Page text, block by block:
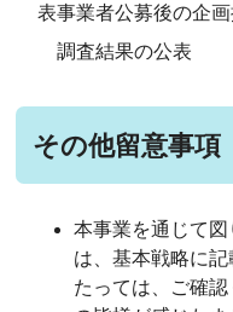
表事業者公募後の企
調査結果の公表
その他留意事項
本事業を通じて
は、基本戦略に
たっては、ご確